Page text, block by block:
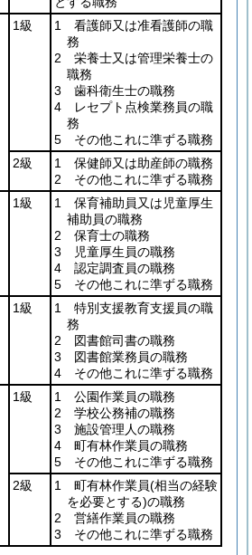
1級
1 看護師又は准看護師の職
務
2 栄養士又は管理栄養士の
職務
3 歯科衛生士の職務
4 レセプト点検業務員の職
務
5 その他これに準ずる職務
2級
1 保健師又は助産師の職務
2 その他これに準ずる職務
1級
1 保育補助員又は児童厚生
補助員の職務
2 保育士の職務
3 児童厚生員の職務
4 認定調査員の職務
5 その他これに準ずる職務
1級
1 特別支援教育支援員の職
務
2 図書館司書の職務
3 図書館業務員の職務
4 その他これに準ずる職務
1級
1 公園作業員の職務
2 学校公務補の職務
3 施設管理人の職務
4 町有林作業員の職務
5 その他これに準ずる職務
2級
1 町有林作業員(相当の経験
を必要とする)の職務
2 営繕作業員の職務
3 その他これに準ずる職務